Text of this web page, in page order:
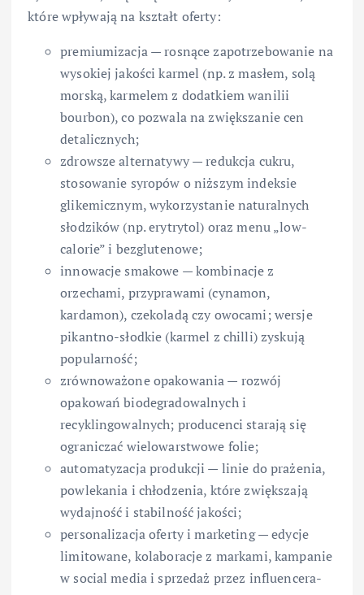
które wpływają na kształt oferty:
premiumizacja — rosnące zapotrzebowanie na
wysokiej jakości karmel (np. z masłem, solą
morską, karmelem z dodatkiem wanilii
bourbon), co pozwala na zwiększanie cen
detalicznych;
zdrowsze alternatywy — redukcja cukru,
stosowanie syropów o niższym indeksie
glikemicznym, wykorzystanie naturalnych
słodzików (np. erytrytol) oraz menu „low-
calorie” i bezglutenowe;
innowacje smakowe — kombinacje z
orzechami, przyprawami (cynamon,
kardamon), czekoladą czy owocami; wersje
pikantno-słodkie (karmel z chilli) zyskują
popularność;
zrównoważone opakowania — rozwój
opakowań biodegradowalnych i
recyklingowalnych; producenci starają się
ograniczać wielowarstwowe folie;
automatyzacja produkcji — linie do prażenia,
powlekania i chłodzenia, które zwiększają
wydajność i stabilność jakości;
personalizacja oferty i marketing — edycje
limitowane, kolaboracje z markami, kampanie
w social media i sprzedaż przez influencera-